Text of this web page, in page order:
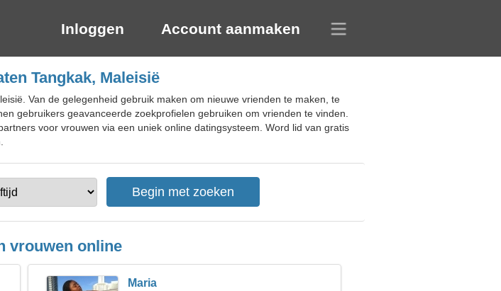
Inloggen Account aanmaken
Tangkak, Maleisië
Van de gelegenheid gebruik maken om nieuwe vrienden te maken, te
gebruikers geavanceerde zoekprofielen gebruiken om vrienden te vinden.
voor vrouwen via een uniek online datingsysteem. Word lid van gratis
vrouwen online
Maria